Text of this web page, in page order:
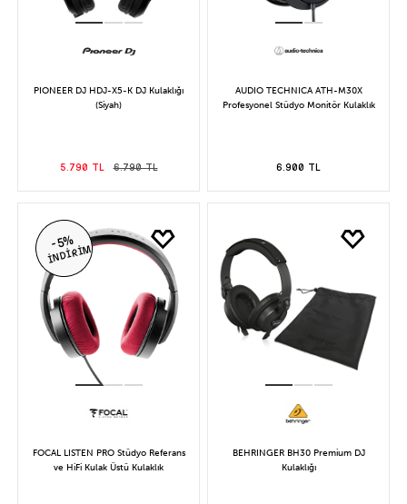
PIONEER DJ HDJ-X5-K DJ Kulaklığı
(Siyah)
5.790 TL 6.790 TL
AUDIO TECHNICA ATH-M30X
Profesyonel Stüdyo Monitör Kulaklık
6.900 TL
-5%
İNDİRİM
FOCAL LISTEN PRO Stüdyo Referans
ve HiFi Kulak Üstü Kulaklık
BEHRINGER BH30 Premium DJ
Kulaklığı